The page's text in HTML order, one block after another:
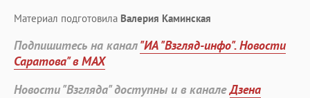
Материал подготовила Валерия Каминская
Подпишитесь на канал"ИА "Взгляд-инфо". Новости
Саратова" в MAX
Новости "Взгляда" доступны и в каналеДзена